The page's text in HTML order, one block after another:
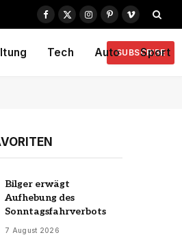
Facebook
X
Instagram
PinterestVimeo
Tech Auto Sport
SUBSCRIBE
Bilger erwägt
Aufhebung des
Sonntagsfahrverbots
7 August 2026